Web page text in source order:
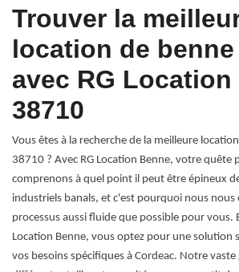
Trouver la
location de benne
avec RG Location
38710
Vous êtes à la recherche de la meilleure
38710 ? Avec RG Location Benne, votre quête
comprenons à quel point il peut être épineux
industriels banals, et c'est pourquoi nous nous
processus aussi fluide que possible pour vous.
Location Benne, vous optez pour une solution
vos besoins spécifiques à Cordeac. Notre